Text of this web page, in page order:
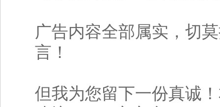
广告内容全部属实，切
言！
但我为您留下一份真诚